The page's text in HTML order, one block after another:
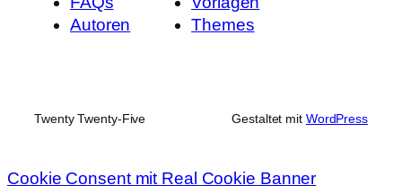
Autoren
Themes
Twenty Twenty-Five Gestaltet mit WordPress
Cookie Consent mit Real Cookie Banner